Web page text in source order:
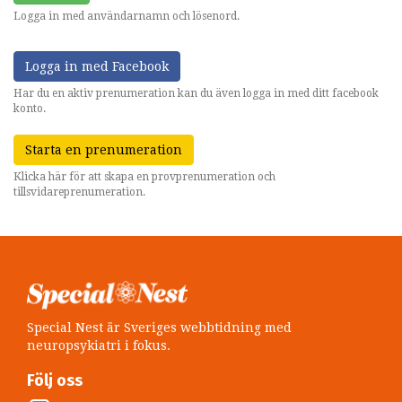
Logga in med användarnamn och lösenord.
Logga in med Facebook
Har du en aktiv prenumeration kan du även logga in med ditt facebook
konto.
Starta en prenumeration
Klicka här för att skapa en provprenumeration och
tillsvidareprenumeration.
Special Nest är Sveriges webbtidning med
neuropsykiatri i fokus.
Följ oss